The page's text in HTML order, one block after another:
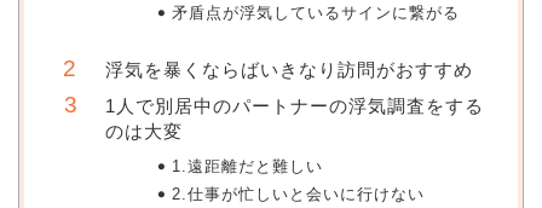
矛盾点が浮気しているサインに繋がる
浮気を暴くならばいきなり訪問がおすすめ
1人で別居中のパートナーの浮気調査をする
のは大変
1.遠距離だと難しい
2.仕事が忙しいと会いに行けない